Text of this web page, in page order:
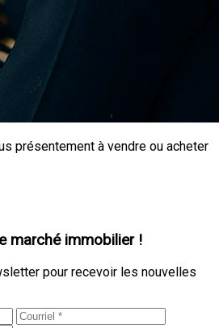
présentement à vendre ou acheter
marché immobilier !
pour recevoir les nouvelles